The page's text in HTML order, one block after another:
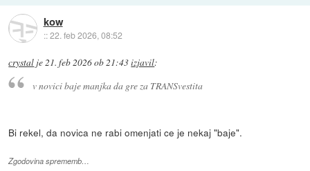
kow
::22. feb 2026, 08:52
crystal je21. feb 2026 ob 21:43izjavil:
v novici baje manjka da gre za TRANSvestita
Bi rekel, da novica ne rabi omenjati ce je nekaj "baje".
Zgodovina sprememb…